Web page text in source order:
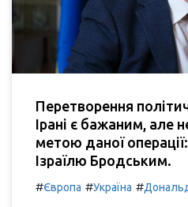
Перетворення
Ірані є бажаним, але
метою даної
Ізраїлю Бродським.
#Європа #Україна #